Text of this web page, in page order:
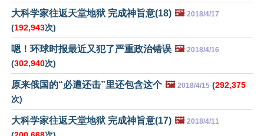
大科学家往返天堂地狱 完成神旨意(18) 🖼️ 2018/4/17
(192,943次)
嗯！环球时报最近又犯了严重政治错误 🖼️ 2018/4/16
(302,940次)
原来俄国的“必遭还击”里还包含这个 🖼️ 2018/4/15 (292,375
次)
大科学家往返天堂地狱 完成神旨意(17) 🖼️ 2018/4/11